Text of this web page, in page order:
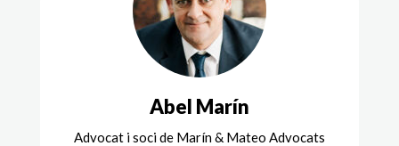
Abel Marín
Advocat i soci de Marín & Mateo Advocats